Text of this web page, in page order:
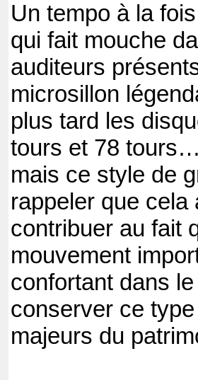
Un tempo à la
qui fait mouche
auditeurs
microsillon
plus tard les
tours et 78
mais ce style de
rappeler que cela
contribuer au fait
mouvement
confortant dans
conserver ce
majeurs du